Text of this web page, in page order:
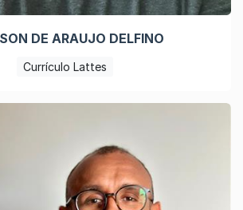
DE ARAUJO DELFINO
Currículo Lattes